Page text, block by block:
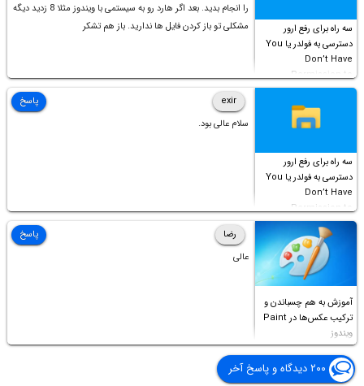
سه راه برای رفع ارور
دسترسی به فولدر یا You
Don’t Have
Permission to
Access this folder
را انجام بدید. بعد اگر هارد رو به سیستمی با ویندوز مثلا 8 زدید دیگه
مشکلی تو باز کردن فایل ها ندارید. باز هم تشکر
سه راه برای رفع ارور
دسترسی به فولدر یا You
Don’t Have
Permission to
Access this folder
exir
سلام عالی بود.
پاسخ
آموزش به هم چسباندن و
ترکیب عکس‌ها در Paint
ویندوز
رضا
عالی
پاسخ
۲۰۰ دیدگاه و پاسخ آخر